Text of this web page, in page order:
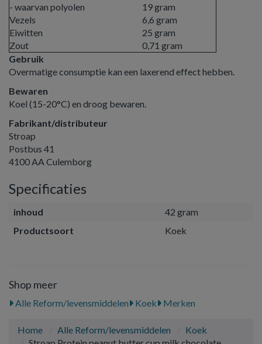
- waarvan polyolen
19 gram
Vezels
6,6 gram
Eiwitten
25 gram
Zout
0,71 gram
Gebruik
Overmatige consumptie kan een laxerend effect hebben.
Bewaren
Koel (15-20°C) en droog bewaren.
Fabrikant/distributeur
Stroap
Postbus 41
4100 AA Culemborg
Specificaties
inhoud
42 gram
Productsoort
Koek
Shop meer
Alle Reform/levensmiddelen Koek Merken
Home Alle Reform/levensmiddelen
Koek